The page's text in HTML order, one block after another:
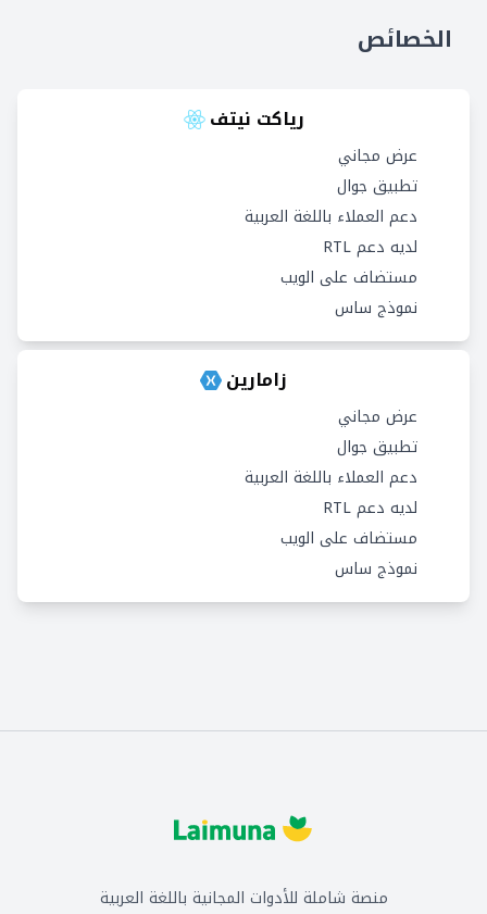
الخصائص
رياكت نيتف
عرض مجاني
تطبيق جوال
دعم العملاء باللغة العربية
لديه دعم RTL
مستضاف على الويب
نموذج ساس
زامارين
عرض مجاني
تطبيق جوال
دعم العملاء باللغة العربية
لديه دعم RTL
مستضاف على الويب
نموذج ساس
منصة شاملة للأدوات المجانية باللغة العربية